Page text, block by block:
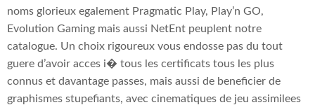
noms glorieux egalement Pragmatic Play, Play’n GO,
Evolution Gaming mais aussi NetEnt peuplent notre
catalogue. Un choix rigoureux vous endosse pas du tout
guere d’avoir acces i� tous les certificats tous les plus
connus et davantage passes, mais aussi de beneficier de
graphismes stupefiants, avec cinematiques de jeu assimilees